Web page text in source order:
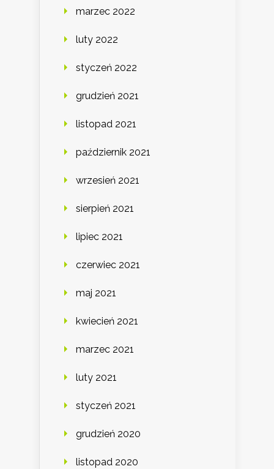
marzec 2022
luty 2022
styczeń 2022
grudzień 2021
listopad 2021
październik 2021
wrzesień 2021
sierpień 2021
lipiec 2021
czerwiec 2021
maj 2021
kwiecień 2021
marzec 2021
luty 2021
styczeń 2021
grudzień 2020
listopad 2020